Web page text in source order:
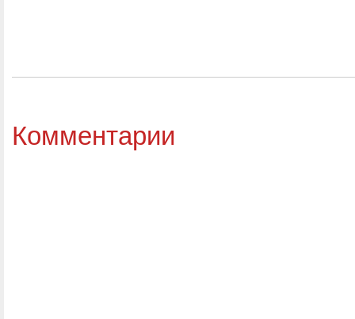
Комментарии